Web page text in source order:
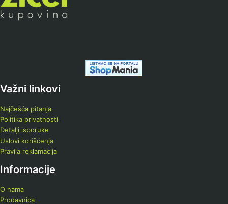
Važni linkovi
Najčešća pitanja
Politika privatnosti
Detalji isporuke
Uslovi korišćenja
Pravila reklamacija
Informacije
O nama
Prodavnica